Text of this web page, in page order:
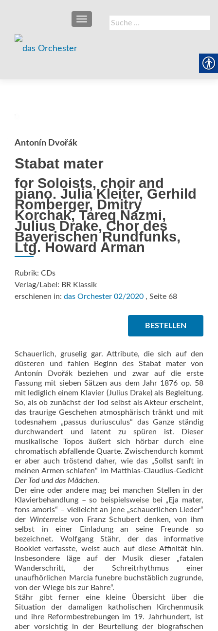
Suche
nach:
SCHALTE NAVIGATION
Antonín Dvořák
Stabat mater
for Soloists, choir and
piano. Julia Kleiter, Gerhild
Romberger, Dmitry
Korchak, Tareq Nazmi,
Julius Drake, Chor des
Bayerischen Rundfunks,
Ltg. Howard Arman
Rubrik: CDs
Verlag/Label: BR Klassik
erschienen in: das Orchester 02/2020 , Seite 68
BESTELLEN
Schauerlich, gruselig gar. Attribute, die sich auf den
düsteren und fahlen Beginn des Stabat mater von
Antonín Dvořák beziehen und zwar auf die erste
Fassung mit sieben Sätzen aus dem Jahr 1876 op. 58
mit lediglich einem Klavier (Julius Drake) als Begleitung.
So, als ob zunächst der Tod selbst als Akteur erscheint,
das traurige Geschehen atmosphärisch tränkt und mit
todesnahem „passus duriusculus“ das Ganze ständig
durchwandert und latent zu spüren ist. Dieser
musikalische Topos äußert sich hörbar durch eine
chromatisch abfallende Quarte. Zwischendurch kommt
er aber auch tröstend daher, wie das „Sollst sanft in
meinen Armen schlafen“ im Matthias-Claudius-Gedicht
Der Tod und das Mädchen.
Der eine oder andere mag bei manchen Stellen in der
Klavierbehandlung – so beispielsweise bei „Eja mater,
fons amoris“ – vielleicht an jene „schauerlichen Lieder“
der Winterreise von Franz Schubert denken, von ihm
selbst in einer Einladung an seine Freunde so
bezeichnet. Wolfgang Stähr, der das informative
Booklet verfasste, weist auch auf diese Affinität hin.
Insbesondere läge auf der Musik dieser „fatalen
Wanderschritt, der Schreitrhythmus einer
unaufhörlichen Marcia funebre buchstäblich zugrunde,
von der Wiege bis zur Bahre“.
Stähr gibt ferner eine kleine Übersicht über die
Situation der damaligen katholischen Kirchenmusik
und ihre Reformbestrebungen im 19. Jahrhundert, ist
aber vorsichtig in der Beurteilung der biografischen